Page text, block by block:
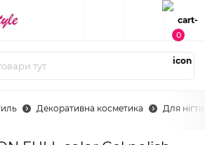
0
Декоративна косметика Для нігтів